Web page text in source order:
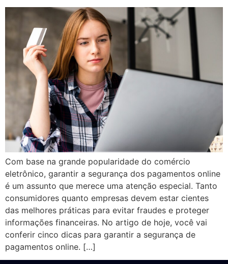
Com base na grande popularidade do comércio
eletrônico, garantir a segurança dos pagamentos online
é um assunto que merece uma atenção especial. Tanto
consumidores quanto empresas devem estar cientes
das melhores práticas para evitar fraudes e proteger
informações financeiras. No artigo de hoje, você vai
conferir cinco dicas para garantir a segurança de
pagamentos online. […]